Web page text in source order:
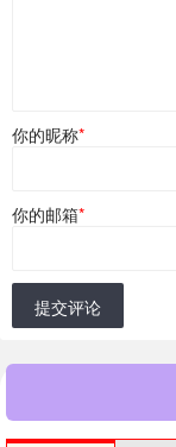
你的昵称*
你的邮箱*
提交评论